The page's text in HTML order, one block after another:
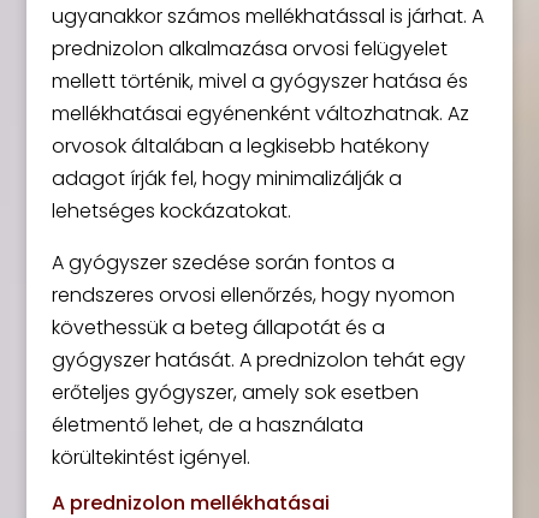
ugyanakkor számos mellékhatással is járhat. A
prednizolon alkalmazása orvosi felügyelet
mellett történik, mivel a gyógyszer hatása és
mellékhatásai egyénenként változhatnak. Az
orvosok általában a legkisebb hatékony
adagot írják fel, hogy minimalizálják a
lehetséges kockázatokat.
A gyógyszer szedése során fontos a
rendszeres orvosi ellenőrzés, hogy nyomon
követhessük a beteg állapotát és a
gyógyszer hatását. A prednizolon tehát egy
erőteljes gyógyszer, amely sok esetben
életmentő lehet, de a használata
körültekintést igényel.
A prednizolon mellékhatásai